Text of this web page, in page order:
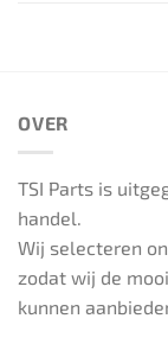
OVER
TSI Parts is
handel.
Wij selecteren
zodat wij de
kunnen